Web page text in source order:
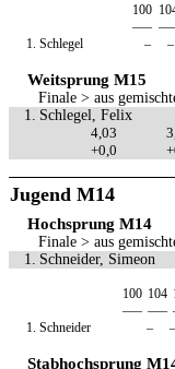
100
—–
1. Schlegel – –
Weitsprung M15
Finale > aus
1.
Schlegel, Felix
4,03
+0,0
Jugend M14
Hochsprung M14
Finale > aus
1.
Schneider, Simeon
100 104
—– —–
1. Schneider – –
Stabhochsprung